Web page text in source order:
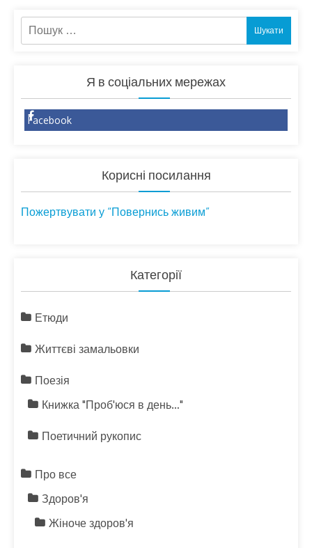
Пошук:
Я в соціальних мережах
Facebook
Корисні посилання
Пожертвувати у “Повернись живим”
Категорії
Етюди
Життєві замальовки
Поезія
Книжка "Проб'юся в день…"
Поетичний рукопис
Про все
Здоров'я
Жіноче здоров'я